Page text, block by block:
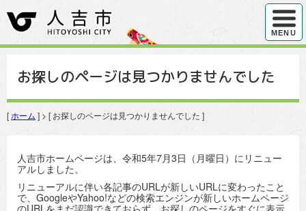
ハンバ
MENU
お探しのページは見つかりませんでした
[ ホーム ] > [ お探しのページは見つかりませんでした ]
人吉市ホームページは、令和5年7月3日（月曜日）にリニュー
アルしました。
リニューアルに伴い各記事のURLが新しいURLに変わったこと
で、GoogleやYahoo!などの検索エンジンが新しいホームページ
のURLをまだ認識できておらず、お探しのページをすぐに表示